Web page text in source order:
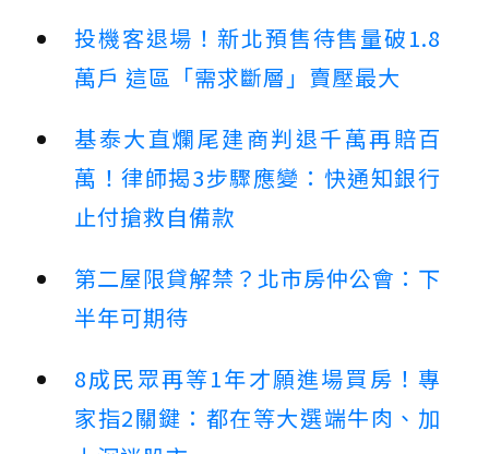
投機客退場！新北預售待售量破1.8
萬戶 這區「需求斷層」賣壓最大
基泰大直爛尾建商判退千萬再賠百
萬！律師揭3步驟應變：快通知銀行
止付搶救自備款
第二屋限貸解禁？北市房仲公會：下
半年可期待
8成民眾再等1年才願進場買房！專
家指2關鍵：都在等大選端牛肉、加